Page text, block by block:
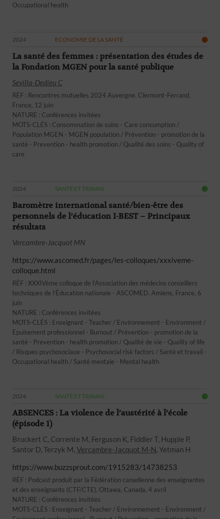
Occupational health
2024 ECONOMIE DE LA SANTÉ
La santé des femmes : présentation des études de
la Fondation MGEN pour la santé publique
Sevilla-Dedieu C
RÉF : Rencontres mutuelles 2024 Auvergne. Clermont-Ferrand,
France, 12 juin
NATURE : Conférences invitées
MOTS-CLÉS : Consommation de soins - Care consumption /
Population MGEN - MGEN population / Prévention - promotion de la
santé - Prevention - health promotion / Qualité des soins - Quality of
care
2024 SANTÉ ET TRAVAIL
Baromètre international santé/bien-être des
personnels de l’éducation I-BEST – Principaux
résultats
Vercambre-Jacquot MN
https://www.ascomed.fr/pages/les-colloques/xxxiveme-
colloque.html
RÉF : XXXIVème colloque de l’Association des médecins conseillers
techniques de l’Éducation nationale - ASCOMED. Amiens, France, 6
juin
NATURE : Conférences invitées
MOTS-CLÉS : Enseignant - Teacher / Environnement - Environment /
Epuisement professionnel - Burnout / Prévention - promotion de la
santé - Prevention - health promotion / Qualité de vie - Quality of life
/ Risques psychosociaux - Psychosocial risk factors / Santé et travail -
Occupational health / Santé mentale - Mental health
2024 SANTÉ ET TRAVAIL
ABSENCES : La violence de l’austérité à l’école
(épisode 1)
Bruckert C, Corrente M, Ferguson K, Fiddler T, Huppie P,
Santor D, Terzyk M, Vercambre-Jacquot M-N, Yetman H
https://www.buzzsprout.com/1915283/14738253
RÉF : Podcast produit par la Fédération canadienne des enseignantes
et des enseignants (CTF/CTE). Ottawa, Canada, 4 avril
NATURE : Conférences invitées
MOTS-CLÉS : Enseignant - Teacher / Environnement - Environment /